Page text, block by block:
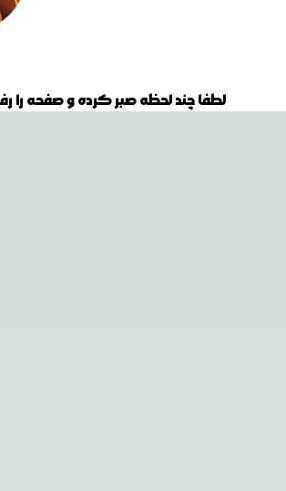
لطفا چند لحظه صبر کرده و صفحه را